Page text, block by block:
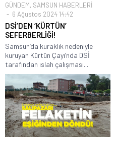
GÜNDEM, SAMSUN HABERLERİ
6 Ağustos 2024 14:42
DSİ’DEN ‘KÜRTÜN’
SEFERBERLİĞİ!
Samsun’da kuraklık nedeniyle
kuruyan Kürtün Çayı’nda DSİ
tarafından ıslah çalışması...